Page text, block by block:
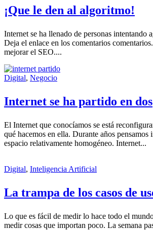
¡Que le den al algoritmo!
Internet se ha llenado de personas intentando
Deja el enlace en los comentarios
mejorar el SEO....
Digital, Negocio
Internet se ha partido en dos
El Internet que conocíamos se está
qué hacemos en ella. Durante años pensamos
espacio relativamente homogéneo. Internet...
Digital, Inteligencia Artificial
La trampa de los casos de
Lo que es fácil de medir lo hace todo el
medir cosas que importan poco. La semana